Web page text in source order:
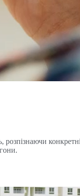
розпізнаючи конкретні